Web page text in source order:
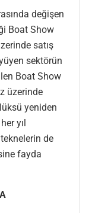
değişen
Boat Show
satış
sektörün
Boat Show
üzerinde
yeniden
yıl
de
fayda